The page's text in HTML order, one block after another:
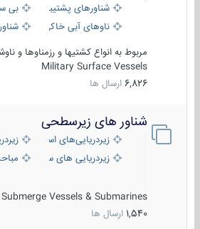
شناورهای پشتیبانی
بی
ناوهای آبی خاکی و نیروبر
مربوط به انواع کشتیها و رزمناوها و
Military Surface Vessels
6,826 ارسال ها
شناور های زیرسطحی
زیردریایی‌های استراتژیک
زیردریایی های سبک
مباحث
Submerge Vessels & Submarines
1,540 ارسال ها